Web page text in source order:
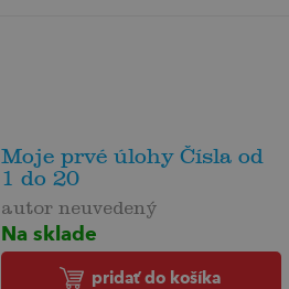
Moje prvé úlohy Čísla od
1 do 20
autor neuvedený
Na sklade
pridať do košíka